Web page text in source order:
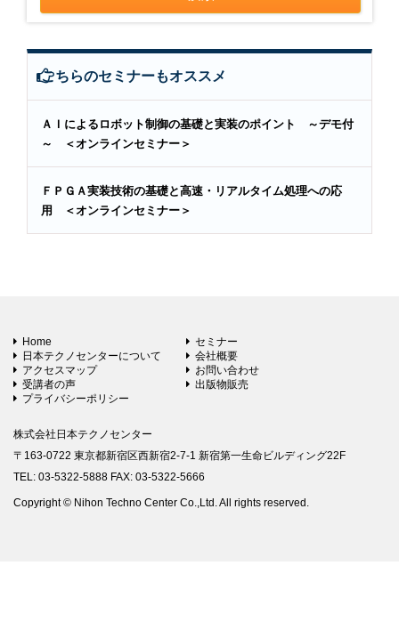
こちらのセミナーもオススメ
ＡＩによるロボット制御の基礎と実装のポイント ～デモ付
～ ＜オンラインセミナー＞
ＦＰＧＡ実装技術の基礎と高速・リアルタイム処理への応
用 ＜オンラインセミナー＞
Home
セミナー
日本テクノセンターについて
会社概要
アクセスマップ
お問い合わせ
受講者の声
出版物販売
プライバシーポリシー
株式会社日本テクノセンター
〒163-0722 東京都新宿区西新宿2-7-1 新宿第一生命ビルディング22F
TEL: 03-5322-5888 FAX: 03-5322-5666
Copyright © Nihon Techno Center Co.,Ltd. All rights reserved.